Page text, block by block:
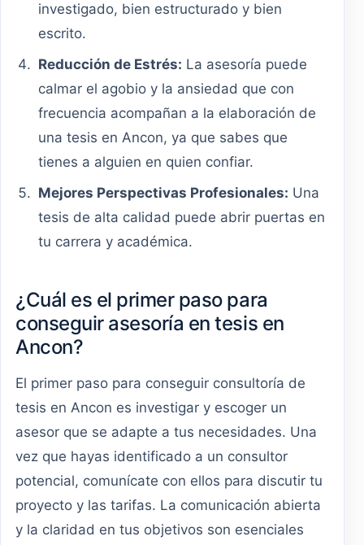
investigado, bien estructurado y bien
escrito.
Reducción de Estrés: La asesoría puede
calmar el agobio y la ansiedad que con
frecuencia acompañan a la elaboración de
una tesis en Ancon, ya que sabes que
tienes a alguien en quien confiar.
Mejores Perspectivas Profesionales: Una
tesis de alta calidad puede abrir puertas en
tu carrera y académica.
¿Cuál es el primer paso para
conseguir asesoría en tesis en
Ancon?
El primer paso para conseguir consultoría de
tesis en Ancon es investigar y escoger un
asesor que se adapte a tus necesidades. Una
vez que hayas identificado a un consultor
potencial, comunícate con ellos para discutir tu
proyecto y las tarifas. La comunicación abierta
y la claridad en tus objetivos son esenciales